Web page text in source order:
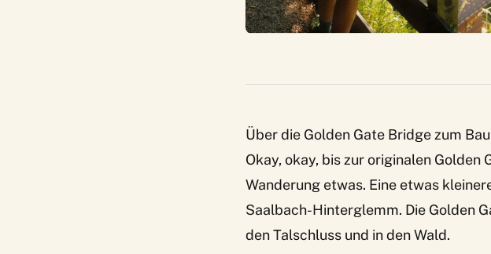
Über die Golden Gate Bridge zum
Okay, okay, bis zur originalen
Wanderung etwas. Eine etwas
Saalbach-Hinterglemm. Die Golden
den Talschluss und in den Wald.